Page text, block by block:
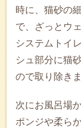
時に、猫砂の
で、ざっとウ
システムトイ
シュ部分に猫
ので取り除きま
次にお風呂場
ポンジや柔ら